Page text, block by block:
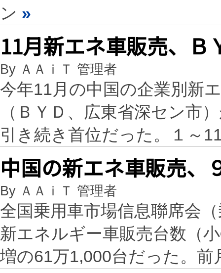
ン »
11月新エネ車販売、Ｂ
By ＡＡｉＴ 管理者
今年11月の中国の企業別新
（ＢＹＤ、広東省深セン市
引き続き首位だった。１～
中国の新エネ車販売、
By ＡＡｉＴ 管理者
全国乗用車市場信息聯席会
新エネルギー車販売台数（
増の61万1,000台だった。